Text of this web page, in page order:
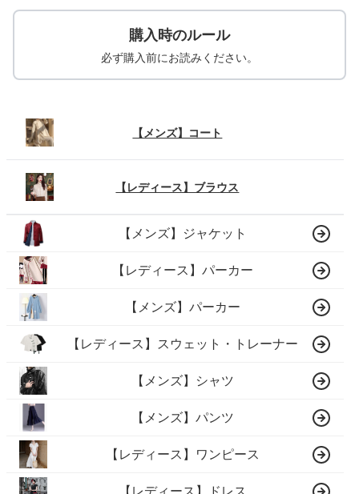
購入時のルール
必ず購入前にお読みください。
【メンズ】コート
【レディース】ブラウス
【メンズ】ジャケット
【レディース】パーカー
【メンズ】パーカー
【レディース】スウェット・トレーナー
【メンズ】シャツ
【メンズ】パンツ
【レディース】ワンピース
【レディース】ドレス